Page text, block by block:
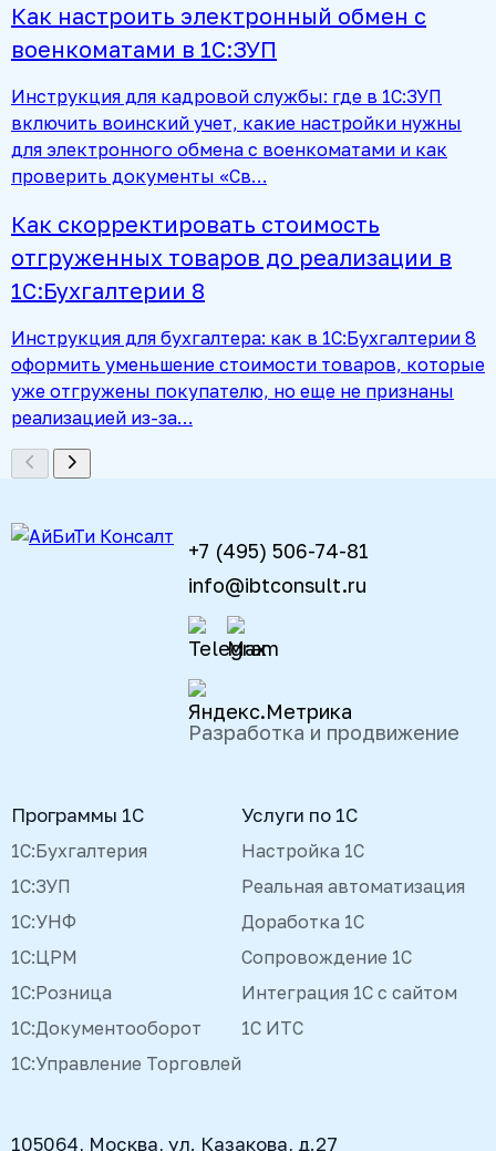
Как настроить электронный обмен с
военкоматами в 1С:ЗУП
Инструкция для кадровой службы: где в 1С:ЗУП
включить воинский учет, какие настройки нужны
для электронного обмена с военкоматами и как
проверить документы «Св…
Как скорректировать стоимость
отгруженных товаров до реализации в
1С:Бухгалтерии 8
Инструкция для бухгалтера: как в 1С:Бухгалтерии 8
оформить уменьшение стоимости товаров, которые
уже отгружены покупателю, но еще не признаны
реализацией из-за…
+7 (495) 506-74-81
info@ibtconsult.ru
Разработка и продвижение
Программы 1С
1С:Бухгалтерия
1С:ЗУП
1С:УНФ
1С:ЦРМ
1С:Розница
1С:Документооборот
1С:Управление Торговлей
Услуги по 1С
Настройка 1С
Реальная автоматизация
Доработка 1С
Сопровождение 1С
Интеграция 1С с сайтом
1С ИТС
105064, Москва, ул. Казакова, д.27